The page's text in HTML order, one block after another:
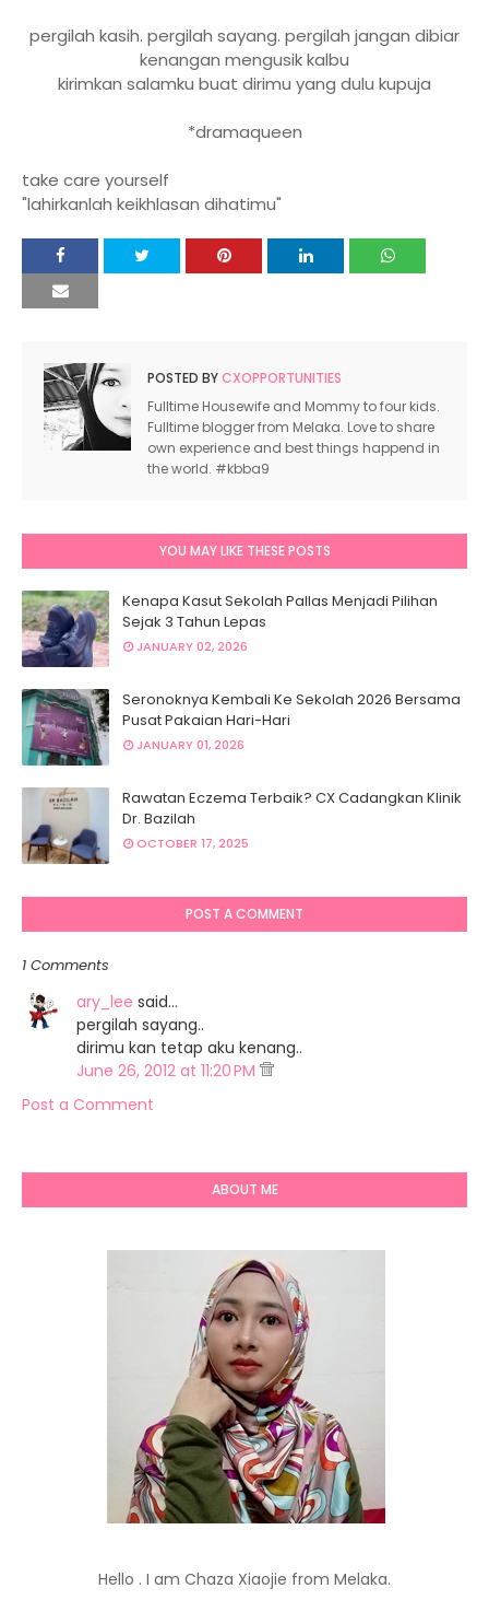
pergilah kasih. pergilah sayang. pergilah jangan dibiar
kenangan mengusik kalbu
kirimkan salamku buat dirimu yang dulu kupuja
*dramaqueen
take care yourself
"lahirkanlah keikhlasan dihatimu"
POSTED BYCXOPPORTUNITIES
Fulltime Housewife and Mommy to four kids.
Fulltime blogger from Melaka. Love to share
own experience and best things happend in
the world. #kbba9
YOU MAY LIKE THESE POSTS
Kenapa Kasut Sekolah Pallas Menjadi Pilihan
Sejak 3 Tahun Lepas
JANUARY 02, 2026
Seronoknya Kembali Ke Sekolah 2026 Bersama
Pusat Pakaian Hari-Hari
JANUARY 01, 2026
Rawatan Eczema Terbaik? CX Cadangkan Klinik
Dr. Bazilah
OCTOBER 17, 2025
POST A COMMENT
1 Comments
ary_lee said…
pergilah sayang..
dirimu kan tetap aku kenang..
June 26, 2012 at 11:20 PM
Post a Comment
ABOUT ME
Hello . I am Chaza Xiaojie from Melaka.